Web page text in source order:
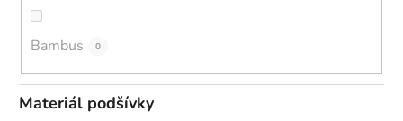
Bambus 0
Materiál podšívky